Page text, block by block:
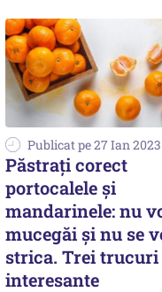
Publicat pe 27 Ian 2023
Păstrați corect
portocalele și
mandarinele: nu
mucegăi și nu se
strica. Trei trucuri
interesante